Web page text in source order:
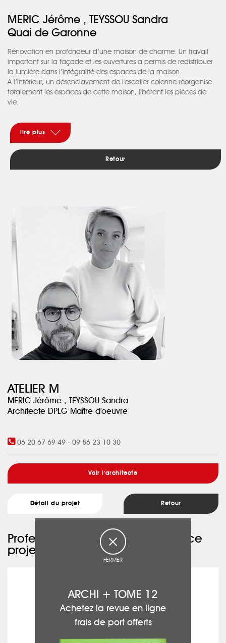
MERIC Jérôme , TEYSSOU Sandra
Quai de Garonne
Rénovation en profondeur d’une maison de charme. Un travail
important sur la façade et les ouvertures a permis de redistribuer
la lumière dans l’intégralité des espaces de la maison.
A l’intérieur, un désenclavement de l'escalier colonne réorganise
totalement les espaces de cette maison, libérant les pièces de
vie.
considérables ; véritable continuité avec les extérieurs
extraordinaires de ce lieu.
En gommant la frontière entre l'intérieur et l'extérieur, en repensant
totalement les espaces de la maison, c’est une vie "dedans /
dehors " au quotidien pour les occupants de cette maison.
lire plus
Retour
ATELIER M
MERIC Jérôme , TEYSSOU Sandra
Architecte DPLG Maître d'oeuvre
06 20 67 69 49 - 09 86 23 10 30
Voir l'architecte
Détail du projet Retour
Professionnels ayant participé à ce
projet :
FERMER
ARCHI + TOME 12
Achetez la revue en ligne
frais de port offerts